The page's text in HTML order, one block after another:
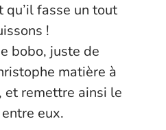
qu’il fasse un tout
!
bobo, juste de
matière à
et remettre ainsi le
eux.